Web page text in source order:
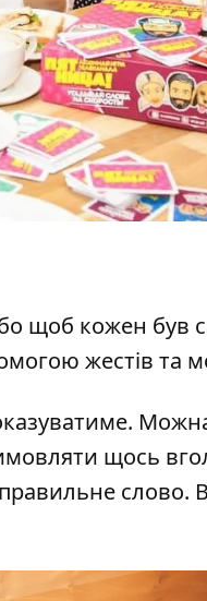
щоб кожен був
жестів та
щось
слово.